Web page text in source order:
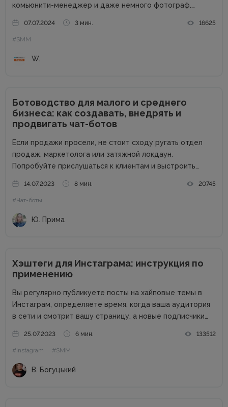
комьюнити-менеджер и даже немного фотограф.
необходимо постоянно учиться. Но это еще не все.
Нужен качественный и продуктивный смартфон —
07.07.2024 3 мин. 16625
#SMM
W.
Ботоводство для малого и среднего
бизнеса: как создавать, внедрять и
продвигать чат-ботов
Если продажи просели, не стоит сходу ругать отдел
продаж, маркетолога или затяжной локдаун.
Попробуйте прислушаться к клиентам и выстроить
данным Salesforce, только 14 % пользователей вместо
оформления заказа в чат-боте заполнят форму на...
14.07.2023 8 мин. 20745
#Чат-боты
Ю. Прима
Хэштеги для Инстаграма: инструкция по
применению
Вы регулярно публикуете посты на хайповые темы в
Инстаграм, определяете время, когда ваша аудитория
в сети и смотрит вашу страницу, а новые подписчики
падает охват и посещаемость? Что же делать? Выход
есть!...
25.07.2023 6 мин. 133512
#Instagram #SMM
В. Богуцький